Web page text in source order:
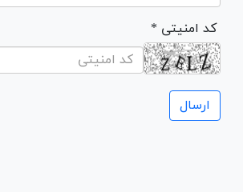
* کد امنیتی